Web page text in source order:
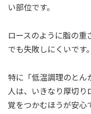
い部位です。
ロースのように脂の
でも失敗しにくいです。
特に「低温調理のとん
人は、いきなり厚切り
覚をつかむほうが安心